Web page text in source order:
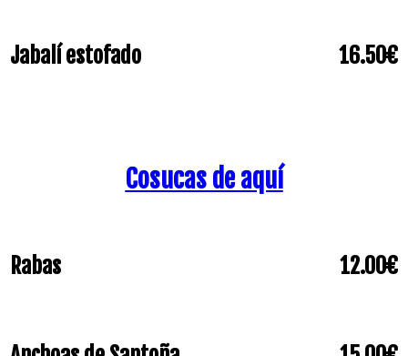
Jabalí estofado 16.50€
Cosucas de aquí
Rabas 12.00€